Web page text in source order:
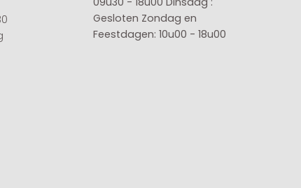
Gesloten Zondag en
Feestdagen: 10u00 - 18u00